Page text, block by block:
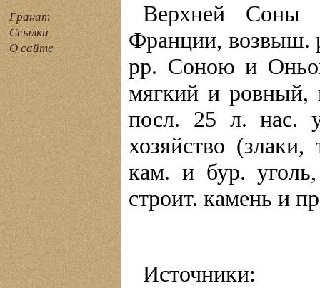
Гранат
Ссылки
О сайте
Верхней Соны
Франции, возвыш.
pp. Соною и
мягкий и ровный,
посл. 25 л. нас.
хозяйство
кам. и бур.
строит. камень и
Источники: